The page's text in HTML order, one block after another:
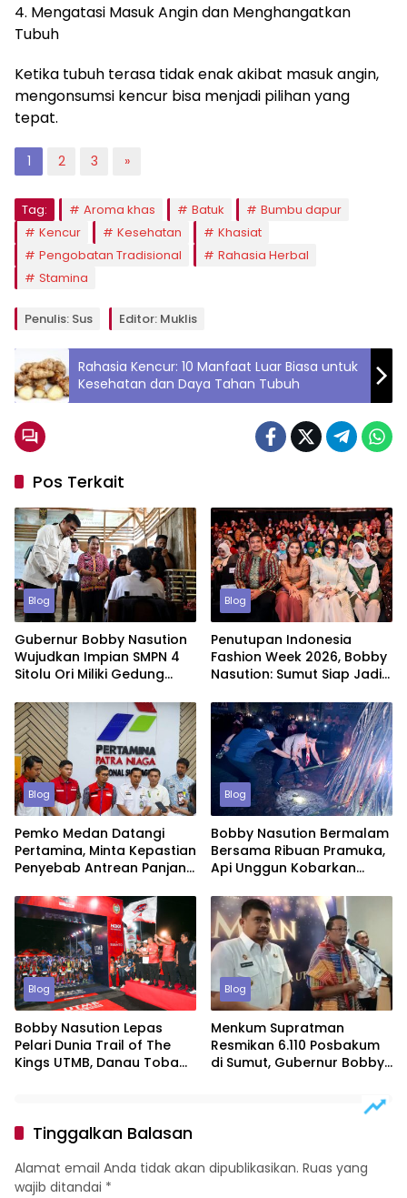
4. Mengatasi Masuk Angin dan Menghangatkan
Tubuh
Ketika tubuh terasa tidak enak akibat masuk angin,
mengonsumsi kencur bisa menjadi pilihan yang
tepat.
1 2 3 »
Tag: Aroma khas Batuk
Bumbu dapur
Kencur
Kesehatan
Khasiat
Pengobatan Tradisional
Rahasia Herbal
Stamina
Penulis: Sus Editor: Muklis
Rahasia Kencur: 10 Manfaat Luar Biasa untuk
Kesehatan dan Daya Tahan Tubuh
Pos Terkait
Blog
Gubernur Bobby Nasution
Wujudkan Impian SMPN 4
Sitolu Ori Miliki Gedung
Blog
Penutupan Indonesia
Fashion Week 2026, Bobby
Nasution: Sumut Siap Jadi
Lewat Wastra
Blog
Pemko Medan Datangi
Pertamina, Minta Kepastian
Penyebab Antrean Panjang
Blog
Bobby Nasution Bermalam
Bersama Ribuan Pramuka,
Api Unggun Kobarkan
Blog
Bobby Nasution Lepas
Pelari Dunia Trail of The
Kings UTMB, Danau Toba
Blog
Menkum Supratman
Resmikan 6.110 Posbakum
di Sumut, Gubernur Bobby
Tinggalkan Balasan
Alamat email Anda tidak akan dipublikasikan. Ruas yang
wajib ditandai *